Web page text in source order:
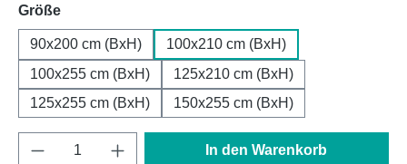
Größeauswählen
90x200 cm (BxH)
100x210 cm (BxH)
100x255 cm (BxH)
125x210 cm (BxH)
125x255 cm (BxH)
150x255 cm (BxH)
Produkt Anzahl: Gib den gewünschten
In den Warenkorb